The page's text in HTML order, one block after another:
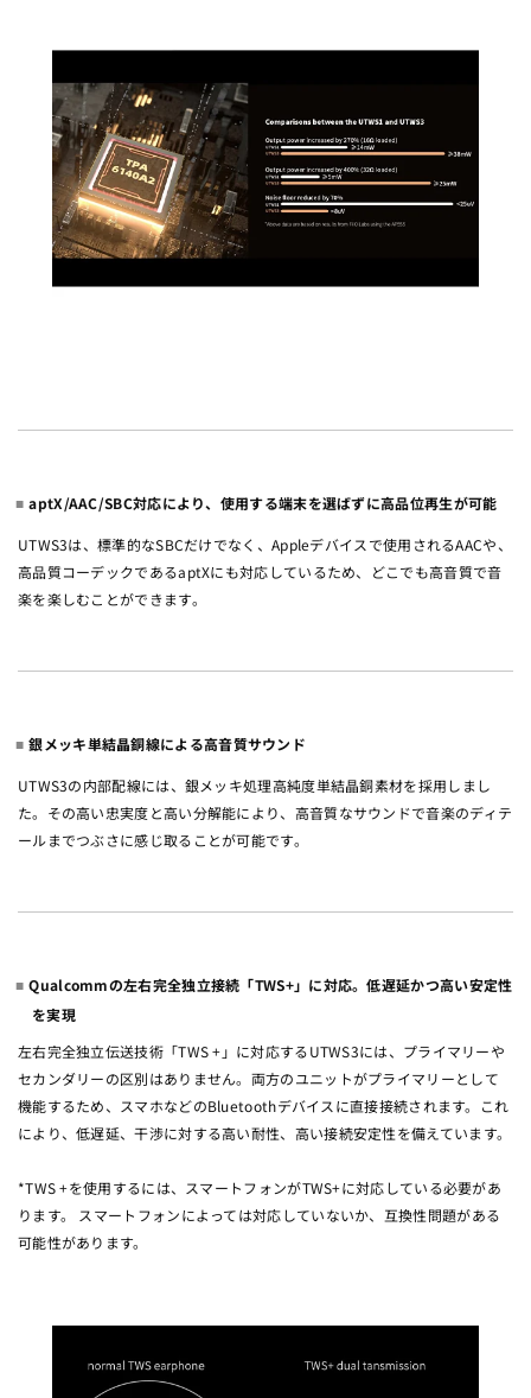
aptX/AAC/SBC対応により、使用する端末を選ばずに高品位再生が可能
UTWS3は、標準的なSBCだけでなく、Appleデバイスで使用されるAACや、
高品質コーデックであるaptXにも対応しているため、どこでも高音質で音
楽を楽しむことができます。
銀メッキ単結晶銅線による高音質サウンド
UTWS3の内部配線には、銀メッキ処理高純度単結晶銅素材を採用しまし
た。その高い忠実度と高い分解能により、高音質なサウンドで音楽のディテ
ールまでつぶさに感じ取ることが可能です。
Qualcommの左右完全独立接続「TWS+」に対応。低遅延かつ高い安定性
を実現
左右完全独立伝送技術「TWS +」に対応するUTWS3には、プライマリーや
セカンダリーの区別はありません。両方のユニットがプライマリーとして
機能するため、スマホなどのBluetoothデバイスに直接接続されます。これ
により、低遅延、干渉に対する高い耐性、高い接続安定性を備えています。
*TWS +を使用するには、スマートフォンがTWS+に対応している必要があ
ります。 スマートフォンによっては対応していないか、互換性問題がある
可能性があります。